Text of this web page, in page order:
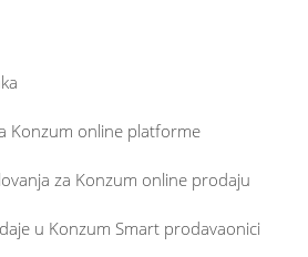
Konzum online platforme
za Konzum online prodaju
u Konzum Smart prodavaonici